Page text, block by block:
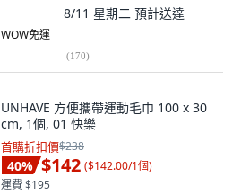
8/11 星期二 預計送達
WOW免運
(170)
UNHAVE 方便攜帶運動毛巾 100 x 30
cm, 1個, 01 快樂
首購折扣價$238
40% $142 ($142.00/1個)
運費 $195